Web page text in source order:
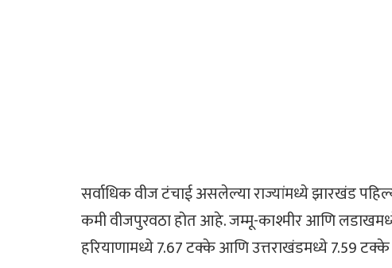
सर्वाधिक वीज टंचाई असलेल्या राज्यांमध्ये झारखंड
कमी वीजपुरवठा होत आहे. जम्मू-काश्मीर आणि
हरियाणामध्ये 7.67 टक्के आणि उत्तराखंडमध्ये 7.59